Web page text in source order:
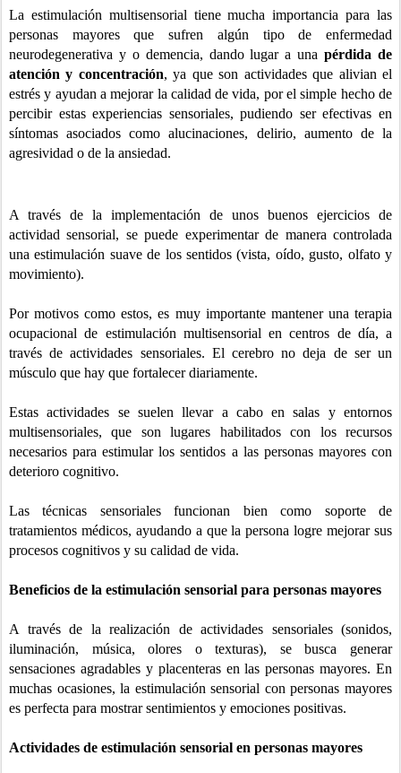
La estimulación multisensorial tiene mucha importancia para las
personas mayores que sufren algún tipo de enfermedad
neurodegenerativa y o demencia, dando lugar a unapérdida de
atención y concentración, ya que son actividades que alivian el
estrés y ayudan a mejorar la calidad de vida, por el simple hecho de
percibir estas experiencias sensoriales, pudiendo ser efectivas en
síntomas asociados como alucinaciones, delirio, aumento de la
agresividad o de la ansiedad.
A través de la implementación de unos buenos ejercicios de
actividad sensorial, se puede experimentar de manera controlada
una estimulación suave de los sentidos (vista, oído, gusto, olfato y
movimiento).
Por motivos como estos, es muy importante mantener una terapia
ocupacional de estimulación multisensorial encentros de día, a
través de actividades sensoriales. El cerebro no deja de ser un
músculo que hay que fortalecer diariamente.
Estas actividades se suelen llevar a cabo en salas y entornos
multisensoriales, que son lugares habilitados con los recursos
necesarios para estimular los sentidos a las personas mayores con
deterioro cognitivo.
Las técnicas sensoriales funcionan bien como soporte de
tratamientos médicos, ayudando a que la persona logre mejorar sus
procesos cognitivos y su calidad de vida.
Beneficios de la estimulación sensorial para personas mayores
A través de la realización de actividades sensoriales (sonidos,
iluminación, música, olores o texturas), se busca generar
sensaciones agradables y placenteras en las personas mayores. En
muchas ocasiones, la estimulación sensorial con personas mayores
es perfecta para mostrar sentimientos y emociones positivas.
Actividades de estimulación sensorial en personas mayores